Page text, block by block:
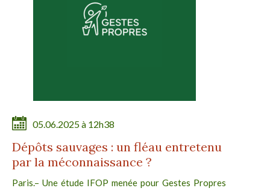
05.06.2025 à 12h38
Dépôts sauvages : un fléau entretenu
par la méconnaissance ?
Paris.– Une étude IFOP menée pour Gestes Propres